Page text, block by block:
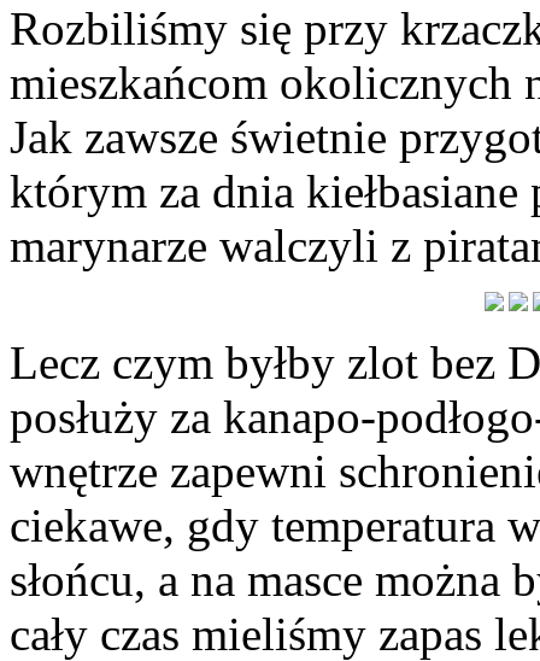
Rozbiliśmy się przy
mieszkańcom okolicznych
Jak zawsze świetnie
którym za dnia
marynarze walczyli z
Lecz czym byłby zlot bez
posłuży za kanapo-
wnętrze zapewni
ciekawe, gdy temperatura
słońcu, a na masce można
cały czas mieliśmy zapas